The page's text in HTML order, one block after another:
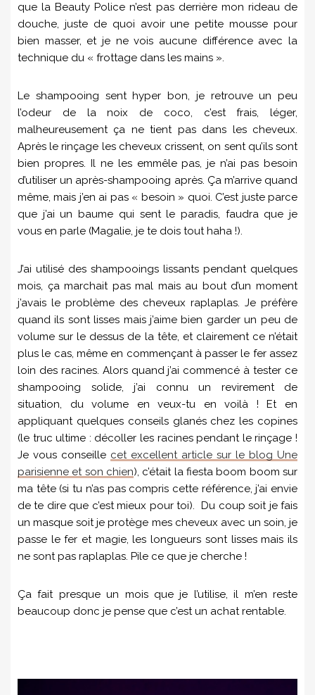
que la Beauty Police n’est pas derrière mon rideau de
douche, juste de quoi avoir une petite mousse pour
bien masser, et je ne vois aucune différence avec la
technique du « frottage dans les mains ».
Le shampooing sent hyper bon, je retrouve un peu
l’odeur de la noix de coco, c’est frais, léger,
malheureusement ça ne tient pas dans les cheveux.
Après le rinçage les cheveux crissent, on sent qu’ils sont
bien propres. Il ne les emmêle pas, je n’ai pas besoin
d’utiliser un après-shampooing après. Ça m’arrive quand
même, mais j’en ai pas « besoin » quoi. C’est juste parce
que j’ai un baume qui sent le paradis, faudra que je
vous en parle (Magalie, je te dois tout haha !).
J’ai utilisé des shampooings lissants pendant quelques
mois, ça marchait pas mal mais au bout d’un moment
j’avais le problème des cheveux raplaplas. Je préfère
quand ils sont lisses mais j’aime bien garder un peu de
volume sur le dessus de la tête, et clairement ce n’était
plus le cas, même en commençant à passer le fer assez
loin des racines. Alors quand j’ai commencé à tester ce
shampooing solide, j’ai connu un revirement de
situation, du volume en veux-tu en voilà ! Et en
appliquant quelques conseils glanés chez les copines
(le truc ultime : décoller les racines pendant le rinçage !
Je vous conseille cet excellent article sur le blog Une
parisienne et son chien), c’était la fiesta boom boom sur
ma tête (si tu n’as pas compris cette référence, j’ai envie
de te dire que c’est mieux pour toi). Du coup soit je fais
un masque soit je protège mes cheveux avec un soin, je
passe le fer et magie, les longueurs sont lisses mais ils
ne sont pas raplaplas. Pile ce que je cherche !
Ça fait presque un mois que je l’utilise, il m’en reste
beaucoup donc je pense que c’est un achat rentable.